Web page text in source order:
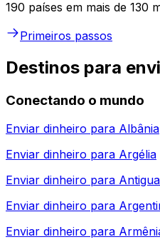
190 países em mais de 130
Primeiros passos
Destinos para
Conectando o mundo
Enviar dinheiro para Albânia
Enviar dinheiro para Argélia
Enviar dinheiro para
Enviar dinheiro para
Enviar dinheiro para